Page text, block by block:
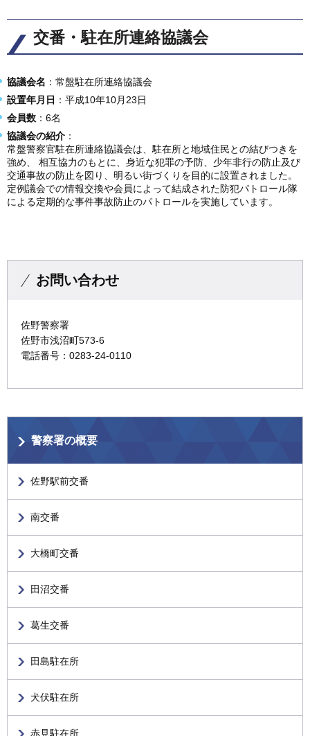
交番・駐在所連絡協議会
協議会名 ：常盤駐在所連絡協議会
設置年月日 ：平成10年10月23日
会員数 ：6名
協議会の紹介 ：
常盤警察官駐在所連絡協議会は、駐在所と地域住民との結びつきを
強め、 相互協力のもとに、身近な犯罪の予防、少年非行の防止及び
交通事故の防止を図り、明るい街づくりを目的に設置されました。
定例議会での情報交換や会員によって結成された防犯パトロール隊
による定期的な事件事故防止のパトロールを実施しています。
お問い合わせ
佐野警察署
佐野市浅沼町573-6
電話番号：0283-24-0110
警察署の概要
佐野駅前交番
南交番
大橋町交番
田沼交番
葛生交番
田島駐在所
犬伏駐在所
赤見駐在所